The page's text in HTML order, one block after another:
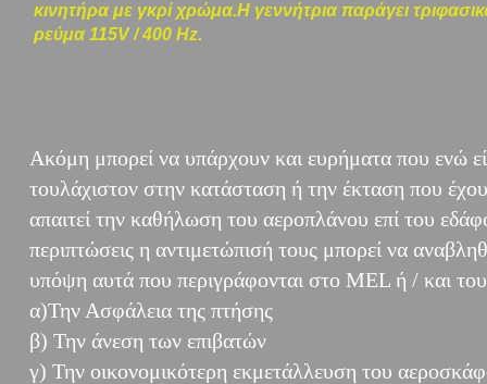
Ακόμη μπορεί να υπάρχουν και ευρήματα που ενώ
τουλάχιστον στην κατάσταση ή την έκταση που
απαιτεί την καθήλωση του αεροπλάνου επί του
περιπτώσεις η αντιμετώπισή τους μπορεί να
υπόψη αυτά που περιγράφονται στο MEL ή / και
α)Την Ασφάλεια της πτήσης
β) Την άνεση των επιβατών
γ) Την οικονομικότερη εκμετάλλευση του
κινητήρα με γκρί χρώμα.Η γεννήτρια παράγει
ρεύμα 115V / 400 Hz.